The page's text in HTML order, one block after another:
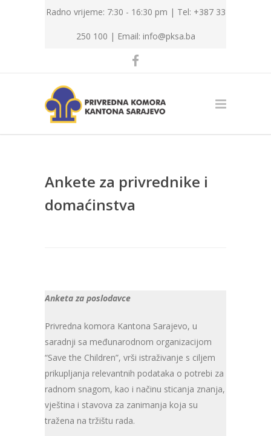
Radno vrijeme: 7:30 - 16:30 pm | Tel: +387 33
250 100 | Email: info@pksa.ba
Ankete za privrednike i
domaćinstva
Anketa za poslodavce
Privredna komora Kantona Sarajevo, u
saradnji sa međunarodnom organizacijom
“Save the Children”, vrši istraživanje s ciljem
prikupljanja relevantnih podataka o potrebi za
radnom snagom, kao i načinu sticanja znanja,
vještina i stavova za zanimanja koja su
tražena na tržištu rada.